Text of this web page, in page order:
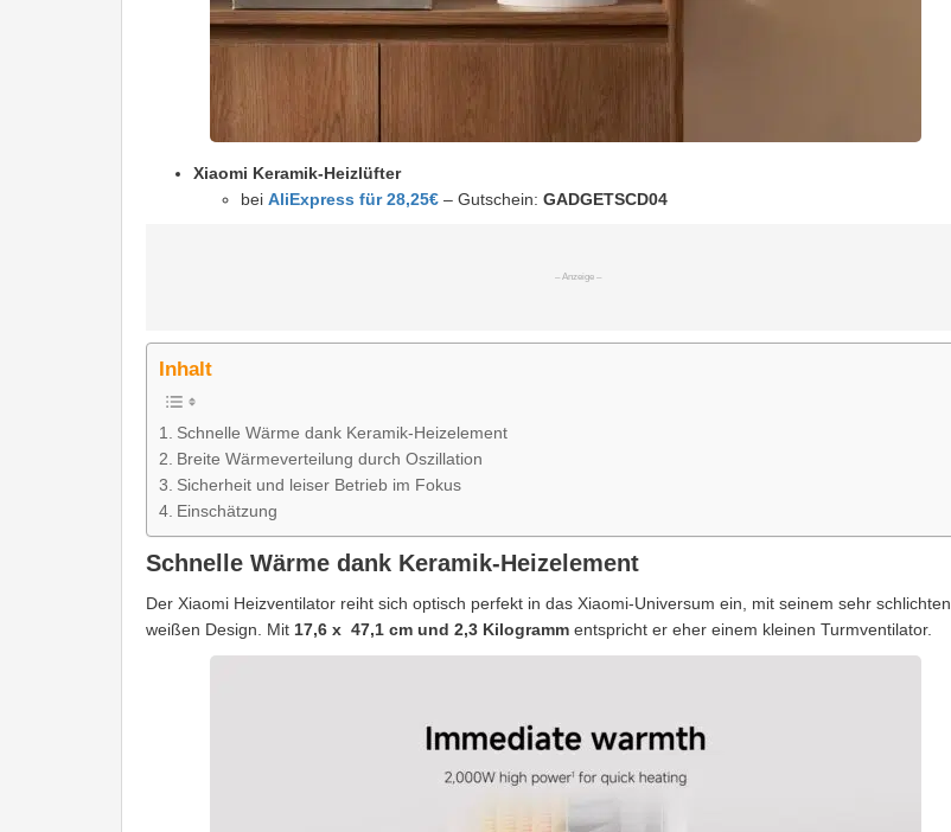
Xiaomi Keramik-Heizlüfter
bei AliExpress für 28,25€ – Gutschein: GADGETSCD04
Inhalt
Schnelle Wärme dank Keramik-Heizelement
Breite Wärmeverteilung durch Oszillation
Sicherheit und leiser Betrieb im Fokus
Einschätzung
Schnelle Wärme dank Keramik-Heizelement
Der Xiaomi Heizventilator reiht sich optisch perfekt in das Xiaomi-Universum ein, mit seinem sehr schlichten,
weißen Design. Mit 17,6 x 47,1 cm und 2,3 Kilogramm entspricht er eher einem kleinen Turmventilator.